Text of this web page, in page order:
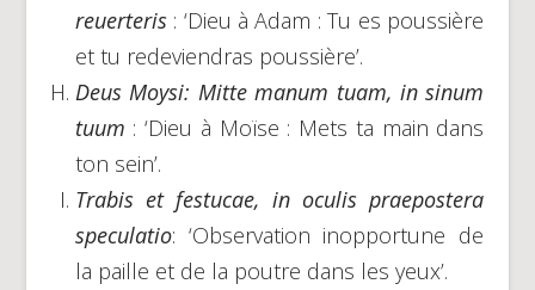
reuerteris: ‘Dieu à Adam : Tu es poussière
et tu redeviendras poussière’.
Deus Moysi: Mitte manum tuam, in sinum
tuum : ‘Dieu à Moïse : Mets ta main dans
ton sein’.
Trabis et festucae, in oculis praepostera
speculatio: ‘Observation inopportune de
la paille et de la poutre dans les yeux’.